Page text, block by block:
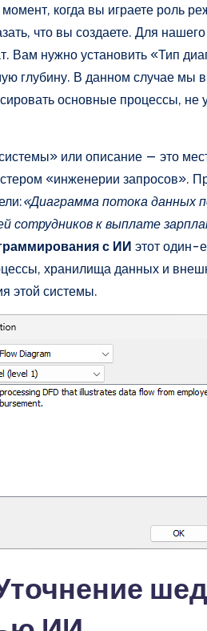
момент, когда вы играете роль
что вы создаете. Для
Вам нужно установить «Тип
глубину. В данном случае мы
основные процессы, не
или описание — это
«инженерии запросов».
«Диаграмма потока данных
сотрудников к выплате
с ИИ этот один-
хранилища данных и
этой системы.